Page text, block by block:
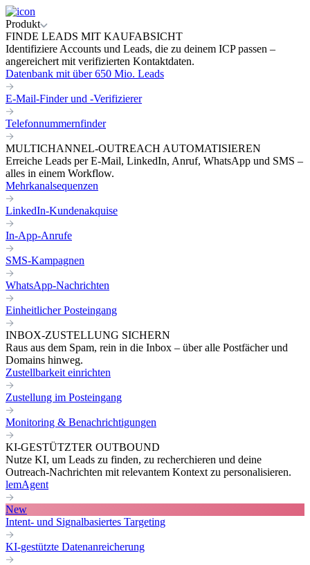
Produkt
FINDE LEADS MIT KAUFABSICHT
Identifiziere Accounts und Leads, die zu deinem ICP passen –
angereichert mit verifizierten Kontaktdaten.
Datenbank mit über 650 Mio. Leads
E-Mail-Finder und -Verifizierer
Telefonnummernfinder
MULTICHANNEL-OUTREACH AUTOMATISIEREN
Erreiche Leads per E-Mail, LinkedIn, Anruf, WhatsApp und SMS –
alles in einem Workflow.
Mehrkanalsequenzen
LinkedIn-Kundenakquise
In-App-Anrufe
SMS-Kampagnen
WhatsApp-Nachrichten
Einheitlicher Posteingang
INBOX-ZUSTELLUNG SICHERN
Raus aus dem Spam, rein in die Inbox – über alle Postfächer und
Domains hinweg.
Zustellbarkeit einrichten
Zustellung im Posteingang
Monitoring & Benachrichtigungen
KI-GESTÜTZTER OUTBOUND
Nutze KI, um Leads zu finden, zu recherchieren und deine
Outreach-Nachrichten mit relevantem Kontext zu personalisieren.
lemAgent
New
Intent- und Signalbasiertes Targeting
KI-gestützte Datenanreicherung